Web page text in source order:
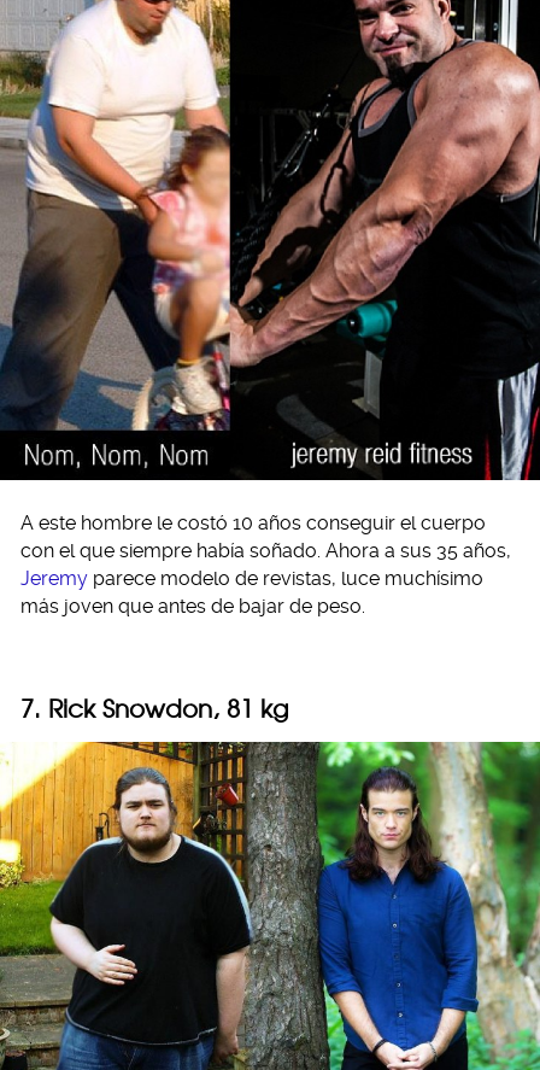
A este hombre le costó 10 años conseguir el cuerpo
con el que siempre había soñado. Ahora a sus 35 años,
Jeremy parece modelo de revistas, luce muchísimo
más joven que antes de bajar de peso.
7. Rick Snowdon, 81 kg